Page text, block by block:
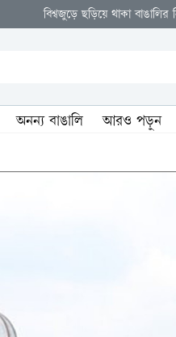
ছড়িয়ে থাকা বাঙালির নিজস্ব মঞ্চ
অনন্য বাঙালি আরও পড়ুন